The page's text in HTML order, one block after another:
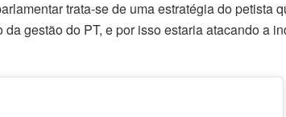
trata-se de uma estratégia do petista
gestão do PT, e por isso estaria atacando a